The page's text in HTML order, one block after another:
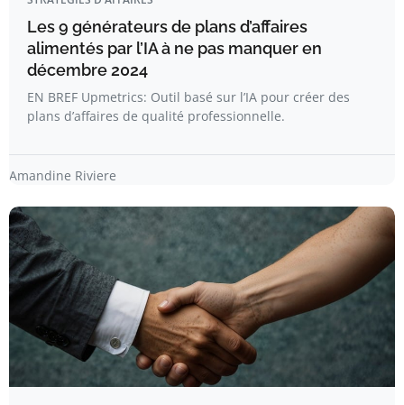
Les 9 générateurs de plans d’affaires
alimentés par l’IA à ne pas manquer en
décembre 2024
EN BREF Upmetrics: Outil basé sur l’IA pour créer des
plans d’affaires de qualité professionnelle.
Amandine Riviere